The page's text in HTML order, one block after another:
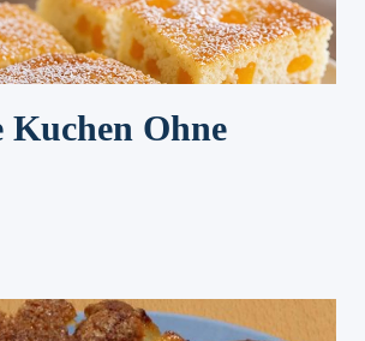
Kuchen Ohne